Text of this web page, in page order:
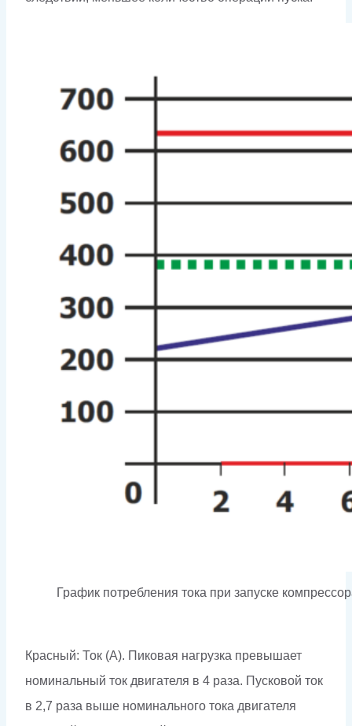
График потребления тока при запуске
Красный: Ток (А). Пиковая нагрузка превышает
номинальный ток двигателя в 4 раза. Пусковой ток
в 2,7 раза выше номинального тока двигателя